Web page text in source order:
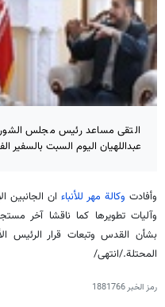
التقى مساعد رئيس مجلس
عبداللهيان اليوم السبت بالسفير
وأفادت وكالة مهر للأنباء ان الجانبين
وآليات تطويرها كما ناقشا آخر
بشأن القدس وتبعات قرار الرئيس
المحتلة./انتهى/
رمز الخبر1881766